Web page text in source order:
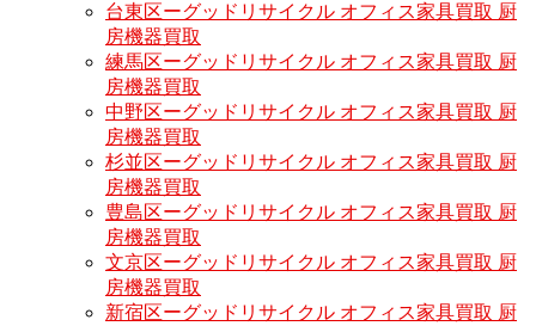
台東区ーグッドリサイクル オフィス家具買取 厨
房機器買取
練馬区ーグッドリサイクル オフィス家具買取 厨
房機器買取
中野区ーグッドリサイクル オフィス家具買取 厨
房機器買取
杉並区ーグッドリサイクル オフィス家具買取 厨
房機器買取
豊島区ーグッドリサイクル オフィス家具買取 厨
房機器買取
文京区ーグッドリサイクル オフィス家具買取 厨
房機器買取
新宿区ーグッドリサイクル オフィス家具買取 厨